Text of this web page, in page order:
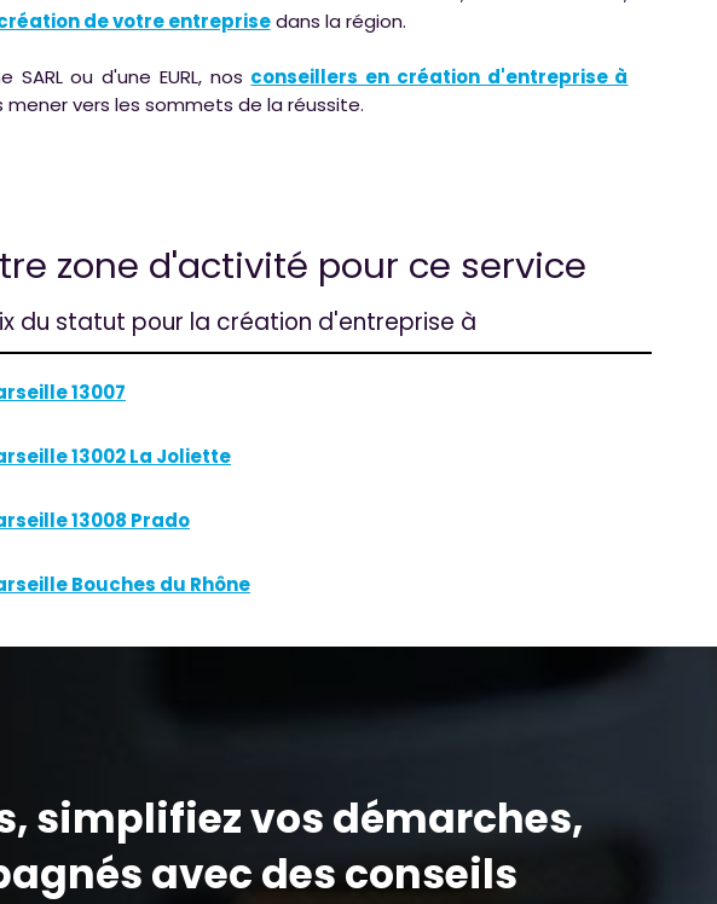
de votre entreprisedans la région.
ou d'une EURL, nos conseillers en création d'entreprise à
mener vers les sommets de la réussite.
zone d'activité pour ce service
du statut pour la création d'entreprise à
13007
13002 La Joliette
13008 Prado
Bouches du Rhône
simplifiez vos démarches,
avec des conseils